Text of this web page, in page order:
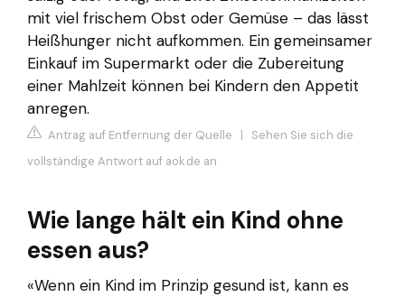
mit viel frischem Obst oder Gemüse – das lässt
Heißhunger nicht aufkommen. Ein gemeinsamer
Einkauf im Supermarkt oder die Zubereitung
einer Mahlzeit können bei Kindern den Appetit
anregen.
Antrag auf Entfernung der Quelle | Sehen Sie sich die
vollständige Antwort auf aok.de an
Wie lange hält ein Kind ohne
essen aus?
«Wenn ein Kind im Prinzip gesund ist, kann es